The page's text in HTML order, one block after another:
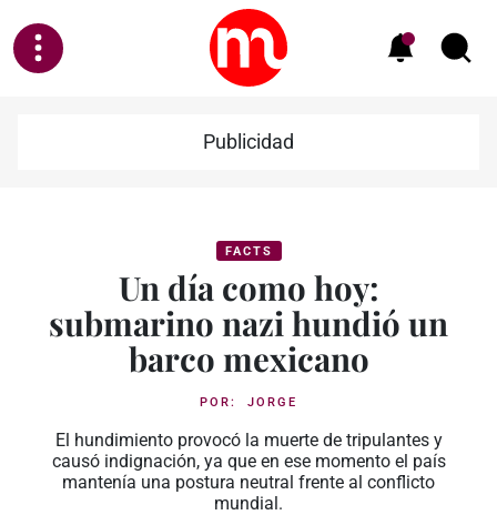
Publicidad
FACTS
Un día como hoy:
submarino nazi hundió un
barco mexicano
POR: JORGE
El hundimiento provocó la muerte de tripulantes y
causó indignación, ya que en ese momento el país
mantenía una postura neutral frente al conflicto
mundial.